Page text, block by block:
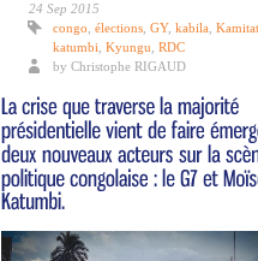
24 Sep 2015
congo élections GY, kabila
katumbi Kyungu RDC
by Christophe RIGAUD